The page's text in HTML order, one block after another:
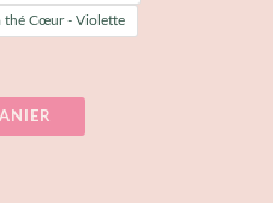
thé Cœur - Violette